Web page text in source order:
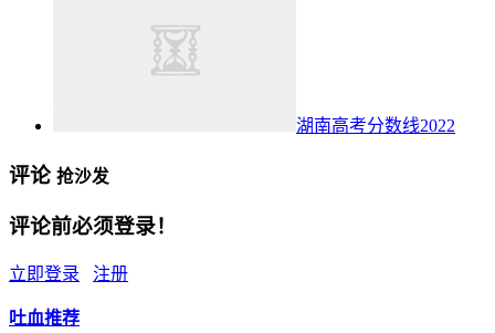
湖南高考分数线2022
评论 抢沙发
评论前必须登录！
立即登录 注册
吐血推荐